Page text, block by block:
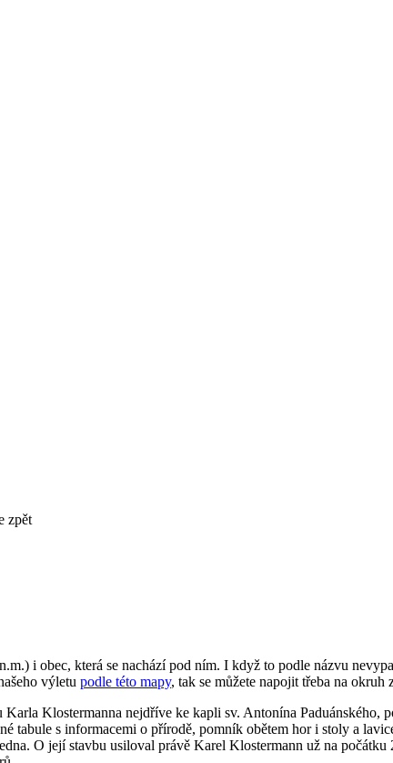
zpět
i obec, která se nachází pod ním. I když to podle názvu
výletu podle této mapy, tak se můžete napojit třeba na okruh
Klostermanna nejdříve ke kapli sv. Antonína Paduánského,
tabule s informacemi o přírodě, pomník obětem hor i stoly a
O její stavbu usiloval právě Karel Klostermann už na